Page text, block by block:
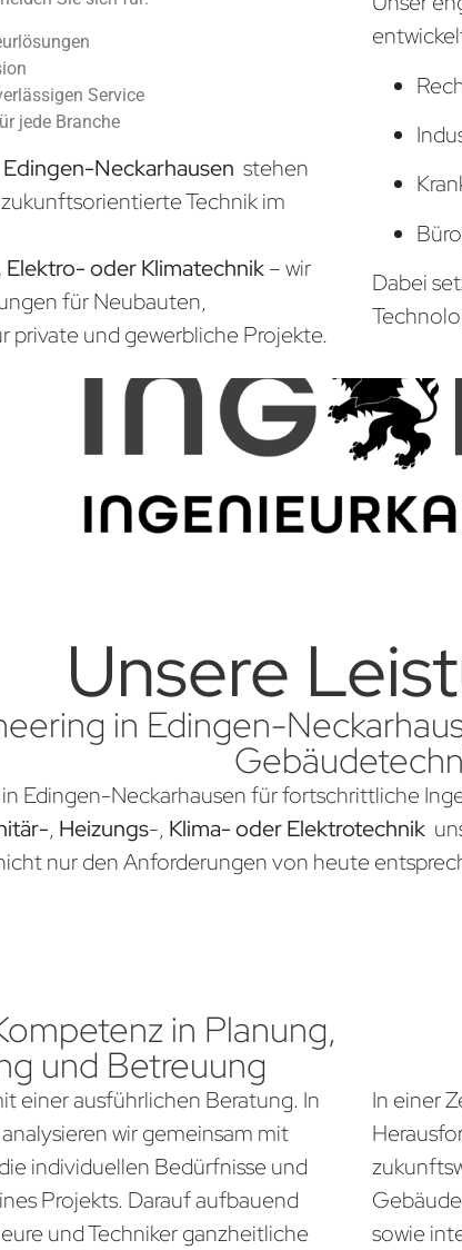
Service
jede Branche
Neckarhausen stehen
Technik im
oder Klimatechnik– wir
für Neubauten,
private und gewerbliche Projekte.
Dabei
Unsere
in Edingen-
Edingen-Neckarhausen für fortschrittliche
, Heizungs-, Klima- oder Elektrotechnik
nur den Anforderungen von heute
in Planung,
und Betreuung
einer ausführlichen Beratung. In
wir gemeinsam mit
individuellen Bedürfnisse und
Projekts. Darauf aufbauend
und Techniker ganzheitliche
In einer
sowie